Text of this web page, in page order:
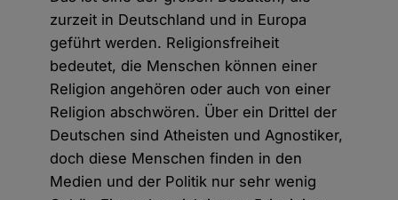
zurzeit in Deutschland und in Europa
geführt werden. Religionsfreiheit
bedeutet, die Menschen können einer
Religion angehören oder auch von einer
Religion abschwören. Über ein Drittel der
Deutschen sind Atheisten und Agnostiker,
doch diese Menschen finden in den
Medien und der Politik nur sehr wenig